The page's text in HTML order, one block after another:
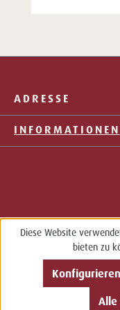
ADRESSE
INFORMATIONEN
Diese Website
bieten zu
Konfigurieren
Alle